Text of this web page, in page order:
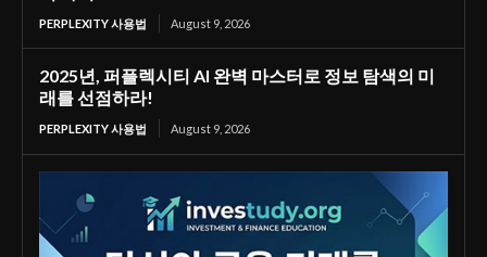
PERPLEXITY 사용법 August 9, 2026
2025년, 퍼플렉시티 AI 완벽 마스터로 정보 탐색의 미
래를 선점하라!
PERPLEXITY 사용법 August 9, 2026